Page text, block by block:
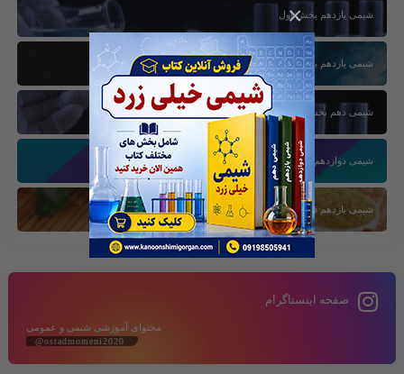
×
شیمی یازدهم بخش اول
شیمی یازدهم بخش سوم
شیمی دهم بخش اول
شیمی دوازدهم بخش سوم
شیمی یازدهم فصل دوم
صفحه اینستاگرام
محتوای آموزشی شیمی و عمومی
@ostadmomeni2020